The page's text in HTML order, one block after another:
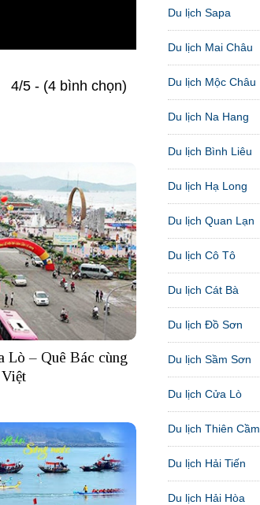
4/5 - (4 bình chọn)
Lò – Quê Bác cùng
Du lịch Sapa
Du lịch Mai Châu
Du lịch Mộc Châu
Du lịch Na Hang
Du lịch Bình Liêu
Du lịch Hạ Long
Du lịch Quan Lạn
Du lịch Cô Tô
Du lịch Cát Bà
Du lịch Đồ Sơn
Du lịch Sầm Sơn
Du lịch Cửa Lò
Du lịch Thiên Cầm
Du lịch Hải Tiến
Du lịch Hải Hòa